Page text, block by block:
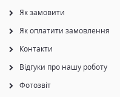
Як замовити
Як оплатити замовлення
Контакти
Відгуки про нашу роботу
Фотозвіт